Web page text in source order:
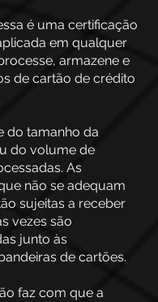
é uma certificação
em qualquer
armazene e
de cartão de crédito
do tamanho da
do volume de
As
não se adequam
sujeitas a receber
vezes são
junto às
de cartões.
faz com que a